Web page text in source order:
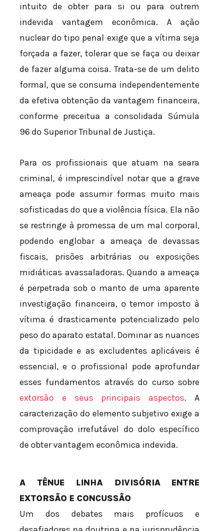
intuito de obter para si ou para outrem
indevida vantagem econômica. A ação
nuclear do tipo penal exige que a vítima seja
forçada a fazer, tolerar que se faça ou deixar
de fazer alguma coisa. Trata-se de um delito
formal, que se consuma independentemente
da efetiva obtenção da vantagem financeira,
conforme preceitua a consolidada Súmula
96 do Superior Tribunal de Justiça.
Para os profissionais que atuam na seara
criminal, é imprescindível notar que a grave
ameaça pode assumir formas muito mais
sofisticadas do que a violência física. Ela não
se restringe à promessa de um mal corporal,
podendo englobar a ameaça de devassas
fiscais, prisões arbitrárias ou exposições
midiáticas avassaladoras. Quando a ameaça
é perpetrada sob o manto de uma aparente
investigação financeira, o temor imposto à
vítima é drasticamente potencializado pelo
peso do aparato estatal. Dominar as nuances
da tipicidade e as excludentes aplicáveis é
essencial, e o profissional pode aprofundar
esses fundamentos através do curso sobre
extorsão e seus principais aspectos. A
caracterização do elemento subjetivo exige a
comprovação irrefutável do dolo específico
de obter vantagem econômica indevida.
A TÊNUE LINHA DIVISÓRIA ENTRE
EXTORSÃO E CONCUSSÃO
Um dos debates mais profícuos e